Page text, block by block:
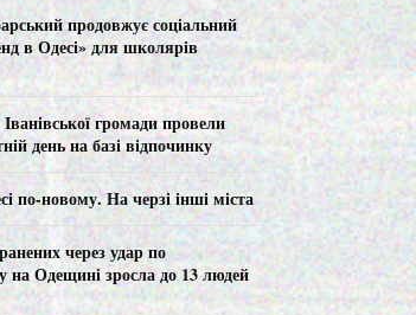
C
H
продовжує соціальний
в Одесі» для школярів
громади провели
день на базі відпочинку
по-новому. На черзі інші міста
через удар по
на Одещині зросла до 13 людей